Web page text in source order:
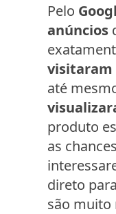
Pelo
anúncios
visitaram
até
produto
as
direto
são muito